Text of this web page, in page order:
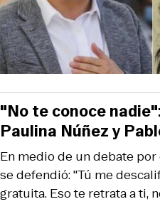
En medio de un debate
se defendió: "Tú me
gratuita. Eso te retrata a ti,
"No te conoce
Paulina Núñez y